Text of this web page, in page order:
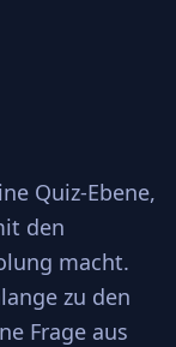
Quiz-Ebene,
den
macht.
zu den
Frage aus